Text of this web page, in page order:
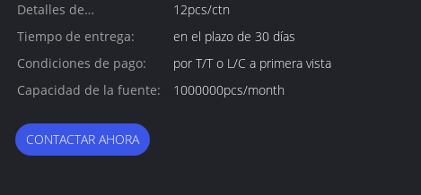
Detalles de
empaquetado:
12pcs/ctn
Tiempo de entrega:
en el plazo de 30 días
Condiciones de pago:
por T/T o L/C a primera vista
Capacidad de la fuente:
1000000pcs/month
CONTACTAR AHORA